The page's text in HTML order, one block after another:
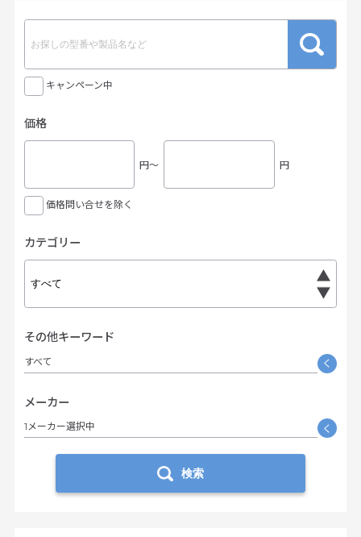
キャンペーン中
価格
円〜 円
価格問い合せを除く
カテゴリー
その他キーワード
すべて く
メーカー
1メーカー選択中 く
検索